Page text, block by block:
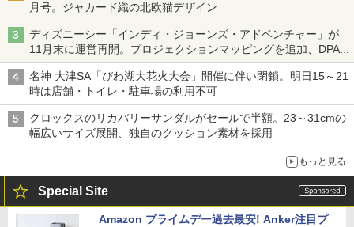
月号。ジャカード織の北欧猫デザイン
ディズニーシー「インディ・ジョーンズ・アドベンチャー」が
11月末に運営再開。プロジェクションマッピングを追加、DPA
は1500円
名神 大津SA「びわ湖大花火大会」開催に伴い閉鎖。明日15～21
時は店舗・トイレ・駐車場の利用不可
クロックスのリカバリーサンダルがセールで半額。23～31cmの
幅広いサイズ展開、独自のクッション素材を採用
もっと見る
Special Site
Amazon プライムデー過去最安! Anker注目プ